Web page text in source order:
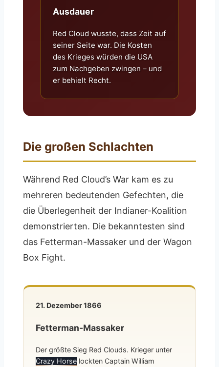
Ausdauer
Red Cloud wusste, dass Zeit auf
seiner Seite war. Die Kosten
des Krieges würden die USA
zum Nachgeben zwingen – und
er behielt Recht.
Die großen Schlachten
Während Red Cloud’s War kam es zu
mehreren bedeutenden Gefechten, die
die Überlegenheit der Indianer-Koalition
demonstrierten. Die bekanntesten sind
das Fetterman-Massaker und der Wagon
Box Fight.
21. Dezember 1866
Fetterman-Massaker
Der größte Sieg Red Clouds. Krieger unter
Crazy Horse lockten Captain William